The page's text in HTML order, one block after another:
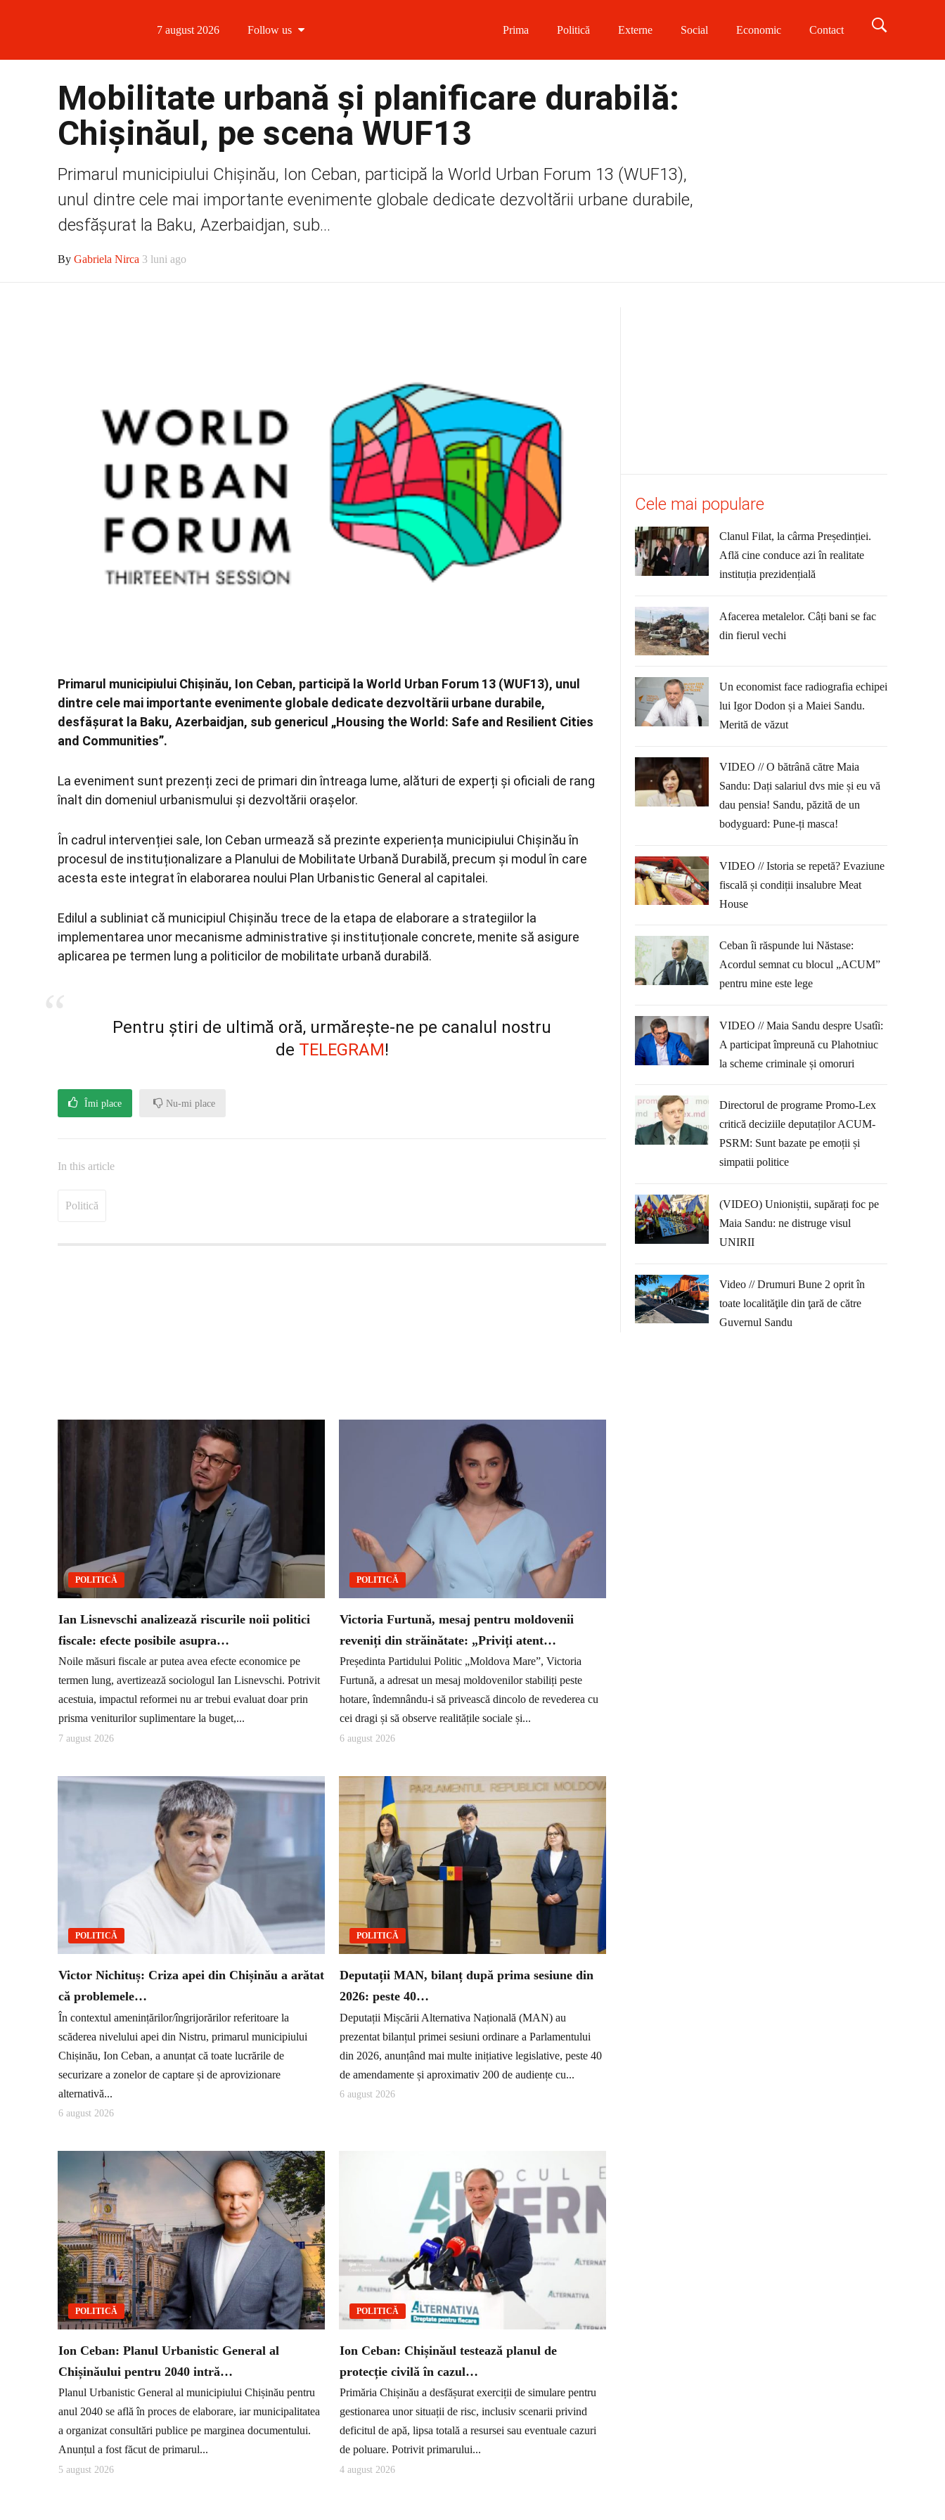
7 august 2026 Follow us
Follow us on Twitter
Follow us on Telegram
Prima Politică Externe Social Economic Contact
Mobilitate urbană și planificare durabilă:
Chișinăul, pe scena WUF13
Primarul municipiului Chișinău, Ion Ceban, participă la World Urban Forum 13 (WUF13),
unul dintre cele mai importante evenimente globale dedicate dezvoltării urbane durabile,
desfășurat la Baku, Azerbaidjan, sub...
By Gabriela Nirca 3 luni ago
Primarul municipiului Chișinău, Ion Ceban, participă la World Urban Forum 13 (WUF13), unul
dintre cele mai importante evenimente globale dedicate dezvoltării urbane durabile,
desfășurat la Baku, Azerbaidjan, sub genericul „Housing the World: Safe and Resilient Cities
and Communities”.
La eveniment sunt prezenți zeci de primari din întreaga lume, alături de experți și oficiali de rang
înalt din domeniul urbanismului și dezvoltării orașelor.
În cadrul intervenției sale, Ion Ceban urmează să prezinte experiența municipiului Chișinău în
procesul de instituționalizare a Planului de Mobilitate Urbană Durabilă, precum și modul în care
acesta este integrat în elaborarea noului Plan Urbanistic General al capitalei.
Edilul a subliniat că municipiul Chișinău trece de la etapa de elaborare a strategiilor la
implementarea unor mecanisme administrative și instituționale concrete, menite să asigure
aplicarea pe termen lung a politicilor de mobilitate urbană durabilă.
Pentru știri de ultimă oră, urmărește-ne pe canalul nostru
de TELEGRAM!
Îmi place Nu-mi place
In this article
Politică
POLITICĂ
Ian Lisnevschi analizează riscurile noii politici
fiscale: efecte posibile asupra…
Noile măsuri fiscale ar putea avea efecte economice pe
termen lung, avertizează sociologul Ian Lisnevschi. Potrivit
acestuia, impactul reformei nu ar trebui evaluat doar prin
prisma veniturilor suplimentare la buget,...
7 august 2026
POLITICĂ
Victoria Furtună, mesaj pentru moldovenii
reveniți din străinătate: „Priviți atent…
Președinta Partidului Politic „Moldova Mare”, Victoria
Furtună, a adresat un mesaj moldovenilor stabiliți peste
hotare, îndemnându-i să privească dincolo de revederea cu
cei dragi și să observe realitățile sociale și...
6 august 2026
POLITICĂ
Victor Nichituș: Criza apei din Chișinău a arătat
că problemele…
În contextul amenințărilor/îngrijorărilor referitoare la
scăderea nivelului apei din Nistru, primarul municipiului
Chișinău, Ion Ceban, a anunțat că toate lucrările de
securizare a zonelor de captare și de aprovizionare
alternativă...
6 august 2026
POLITICĂ
Deputații MAN, bilanț după prima sesiune din
2026: peste 40…
Deputații Mișcării Alternativa Națională (MAN) au
prezentat bilanțul primei sesiuni ordinare a Parlamentului
din 2026, anunțând mai multe inițiative legislative, peste 40
de amendamente și aproximativ 200 de audiențe cu...
6 august 2026
POLITICĂ
Ion Ceban: Planul Urbanistic General al
Chișinăului pentru 2040 intră…
Planul Urbanistic General al municipiului Chișinău pentru
anul 2040 se află în proces de elaborare, iar municipalitatea
a organizat consultări publice pe marginea documentului.
Anunțul a fost făcut de primarul...
5 august 2026
POLITICĂ
Ion Ceban: Chișinăul testează planul de
protecție civilă în cazul…
Primăria Chișinău a desfășurat exerciții de simulare pentru
gestionarea unor situații de risc, inclusiv scenarii privind
deficitul de apă, lipsa totală a resursei sau eventuale cazuri
de poluare. Potrivit primarului...
4 august 2026
Cele mai populare
Clanul Filat, la cârma Președinției.
Află cine conduce azi în realitate
instituția prezidențială
Afacerea metalelor. Câți bani se fac
din fierul vechi
Un economist face radiografia echipei
lui Igor Dodon și a Maiei Sandu.
Merită de văzut
VIDEO // O bătrână către Maia
Sandu: Dați salariul dvs mie și eu vă
dau pensia! Sandu, păzită de un
bodyguard: Pune-ți masca!
VIDEO // Istoria se repetă? Evaziune
fiscală și condiții insalubre Meat
House
Ceban îi răspunde lui Năstase:
Acordul semnat cu blocul „ACUM”
pentru mine este lege
VIDEO // Maia Sandu despre Usatîi:
A participat împreună cu Plahotniuc
la scheme criminale și omoruri
Directorul de programe Promo-Lex
critică deciziile deputaților ACUM-
PSRM: Sunt bazate pe emoții și
simpatii politice
(VIDEO) Unioniștii, supărați foc pe
Maia Sandu: ne distruge visul
UNIRII
Video // Drumuri Bune 2 oprit în
toate localităţile din ţară de către
Guvernul Sandu